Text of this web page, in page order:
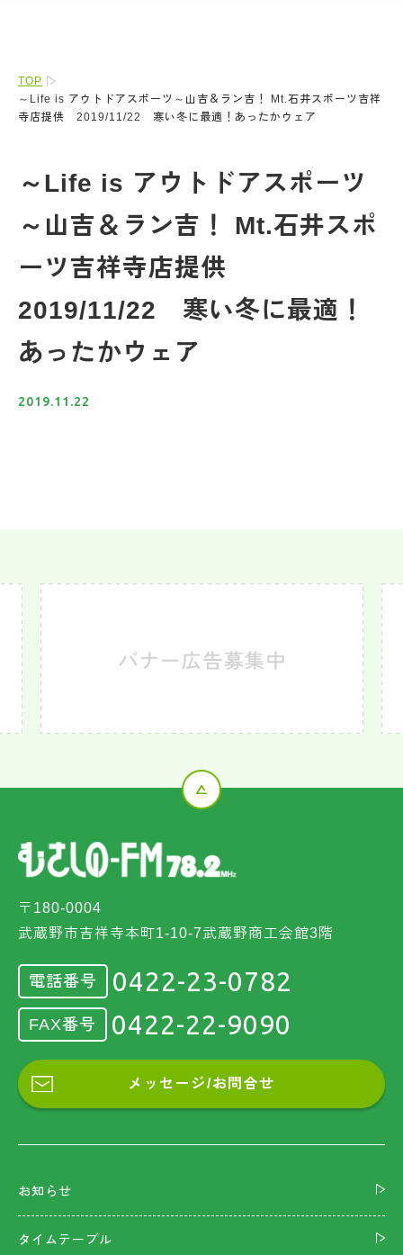
TOP
～Life is アウトドアスポーツ～山吉＆ラン吉！ Mt.石井スポーツ吉祥
寺店提供 2019/11/22 寒い冬に最適！あったかウェア
～Life is アウトドアスポーツ
～山吉＆ラン吉！ Mt.石井スポ
ーツ吉祥寺店提供
2019/11/22 寒い冬に最適！
あったかウェア
2019.11.22
〒180-0004
武蔵野市吉祥寺本町1-10-7武蔵野商工会館3階
電話番号 0422-23-0782
FAX番号 0422-22-9090
メッセージ/お問合せ
お知らせ
タイムテーブル